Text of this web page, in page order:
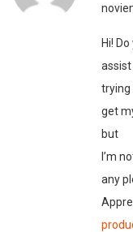
Hi!
assist
trying
get
but
I’m
any